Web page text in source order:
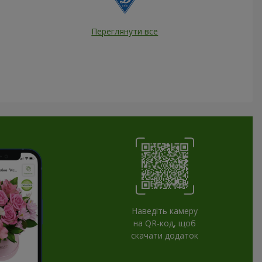
Переглянути все
Наведіть камеру
на QR-код, щоб
скачати додаток